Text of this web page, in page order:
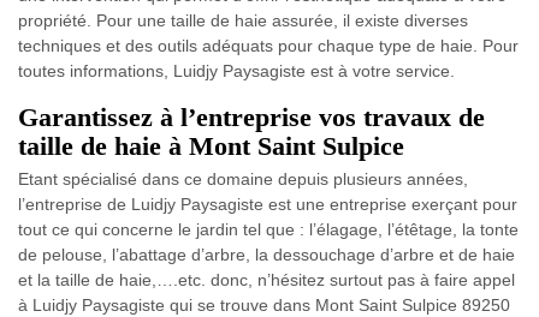
propriété. Pour une taille de haie assurée, il existe diverses
techniques et des outils adéquats pour chaque type de haie. Pour
toutes informations, Luidjy Paysagiste est à votre service.
Garantissez à l’entreprise vos travaux de
taille de haie à Mont Saint Sulpice
Etant spécialisé dans ce domaine depuis plusieurs années,
l’entreprise de Luidjy Paysagiste est une entreprise exerçant pour
tout ce qui concerne le jardin tel que : l’élagage, l’étêtage, la tonte
de pelouse, l’abattage d’arbre, la dessouchage d’arbre et de haie
et la taille de haie,….etc. donc, n’hésitez surtout pas à faire appel
à Luidjy Paysagiste qui se trouve dans Mont Saint Sulpice 89250